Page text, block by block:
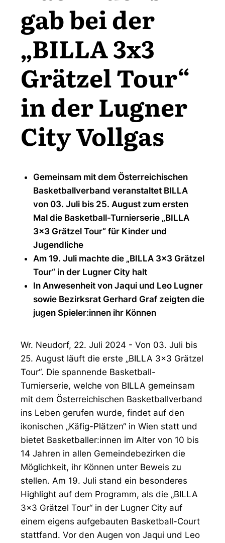
gab bei der
„BILLA 3x3
Grätzel Tour“
in der Lugner
City Vollgas
Gemeinsam mit dem Österreichischen
Basketballverband veranstaltet BILLA
von 03. Juli bis 25. August zum ersten
Mal die Basketball-Turnierserie „BILLA
3x3 Grätzel Tour“ für Kinder und
Jugendliche
Am 19. Juli machte die „BILLA 3x3 Grätzel
Tour“ in der Lugner City halt
In Anwesenheit von Jaqui und Leo Lugner
sowie Bezirksrat Gerhard Graf zeigten die
jugen Spieler:innen ihr Können
Wr. Neudorf, 22. Juli 2024 - Von 03. Juli bis
25. August läuft die erste „BILLA 3x3 Grätzel
Tour“. Die spannende Basketball-
Turnierserie, welche von BILLA gemeinsam
mit dem Österreichischen Basketballverband
ins Leben gerufen wurde, findet auf den
ikonischen „Käfig-Plätzen“ in Wien statt und
bietet Basketballer:innen im Alter von 10 bis
14 Jahren in allen Gemeindebezirken die
Möglichkeit, ihr Können unter Beweis zu
stellen. Am 19. Juli stand ein besonderes
Highlight auf dem Programm, als die „BILLA
3x3 Grätzel Tour“ in der Lugner City auf
einem eigens aufgebauten Basketball-Court
stattfand. Vor den Augen von Jaqui und Leo